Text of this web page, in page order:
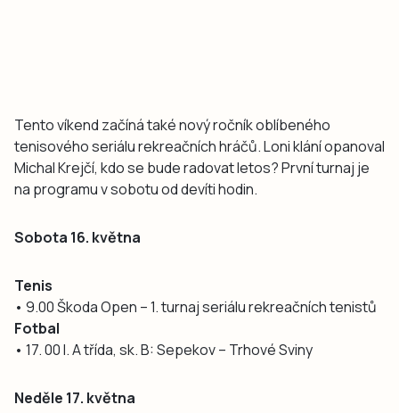
Tento víkend začíná také nový ročník oblíbeného
tenisového seriálu rekreačních hráčů. Loni klání opanoval
Michal Krejčí, kdo se bude radovat letos? První turnaj je
na programu v sobotu od devíti hodin.
Sobota 16. května
Tenis
• 9.00 Škoda Open – 1. turnaj seriálu rekreačních tenistů
Fotbal
• 17. 00 I. A třída, sk. B: Sepekov – Trhové Sviny
Neděle 17. května